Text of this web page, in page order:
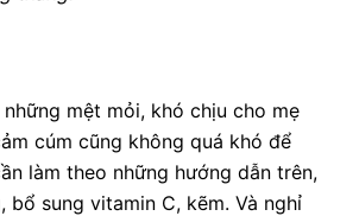
mệt mỏi, khó chịu cho mẹ
cúm cũng không quá khó để
làm theo những hướng dẫn trên,
bổ sung vitamin C, kẽm. Và nghỉ